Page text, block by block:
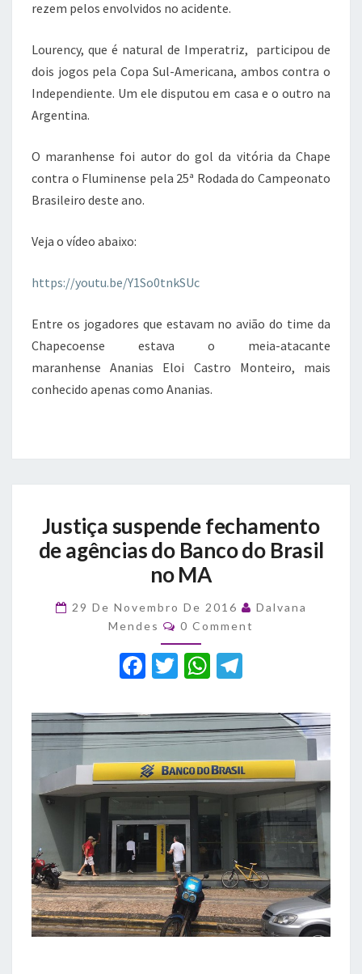
rezem pelos envolvidos no acidente.
Lourency, que é natural de Imperatriz, participou de
dois jogos pela Copa Sul-Americana, ambos contra o
Independiente. Um ele disputou em casa e o outro na
Argentina.
O maranhense foi autor do gol da vitória da Chape
contra o Fluminense pela 25ª Rodada do Campeonato
Brasileiro deste ano.
Veja o vídeo abaixo:
https://youtu.be/Y1So0tnkSUc
Entre os jogadores que estavam no avião do time da
Chapecoense estava o meia-atacante
maranhense Ananias Eloi Castro Monteiro, mais
conhecido apenas como Ananias.
suspende
fechamento
de
agências
Banco
do
Brasil
no
MA
Justiça suspende fechamento
de agências do Banco do Brasil
no MA
29 De Novembro De 2016
Dalvana
Mendes
Comments
0 Comment
F
c
e
b
o
o
k
T
it
te
r
W
at
s
A
p
p
e
gr
a
m